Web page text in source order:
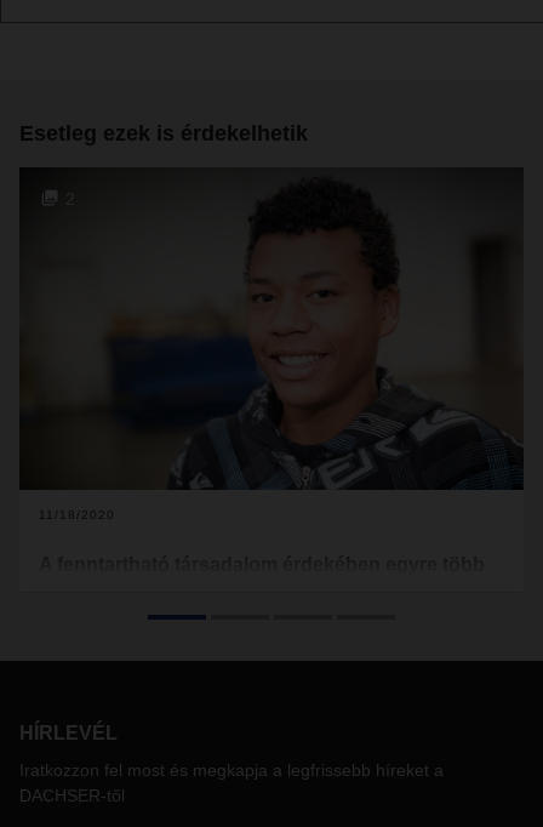
Esetleg ezek is érdekelhetik
11/18/2020
együttműködés megmutatja, hogy egy kereskedelmi
HÍRLEVÉL
Iratkozzon fel most és megkapja a legfrissebb híreket a
DACHSER-től